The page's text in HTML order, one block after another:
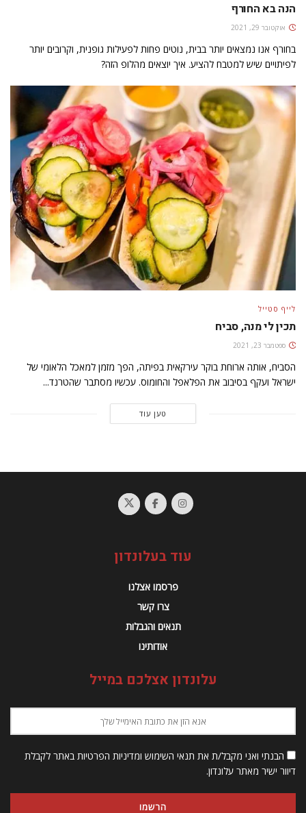
הנה בא החורף
אוקטובר 29, 2021
בחורף אנו נמצאים יותר בבית, נוטים פחות לפעילות גופנית, וקרובים יותר
לפיתויים שיש למטבח להציע. איך יוצאים מהלופ הזה?
לייף סטייל
תכין לי מנה, סביח
ספטמבר 23, 2021
הסביח, אותה ארוחת בוקר עירקאית בפיתה, הפך מזמן למאכל הלאומי של
ישראל ועקף בסיבוב את הפלאפל והחומוס. עכשיו מסתבר שהטרנד...
טען עוד
עוד בעלונדון
פרסמו אצלנו
צרו קשר
תנאים והגבלות
אודותינו
עלונדון אצלכם במייל
הבנתי ואני מקבל/ת את תנאי השימוש ומדיניות הפרטיות באתר לקבלת
דיוור ישיר מאתר עלונדון.